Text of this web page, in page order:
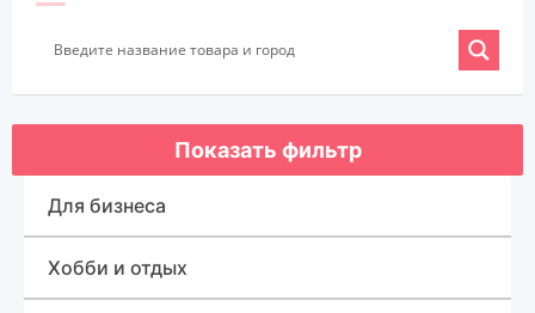
Показать фильтр
Для бизнеса
Оборудование для бизнеса
Хобби и отдых